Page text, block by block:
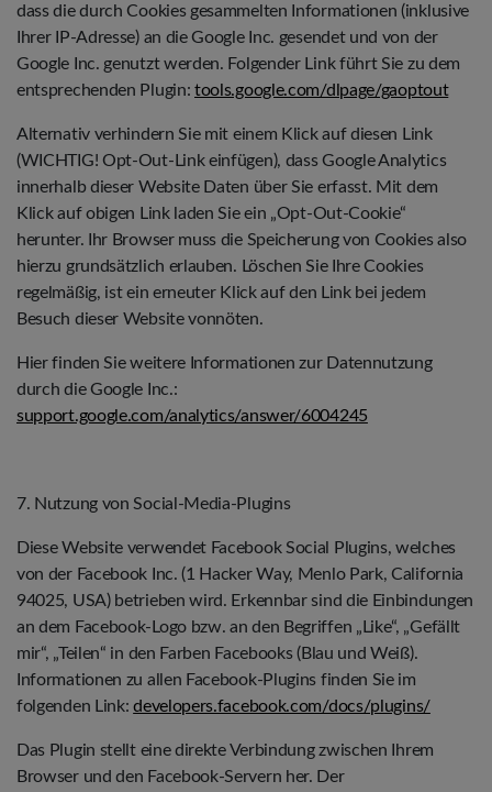
dass die durch Cookies gesammelten Informationen (inklusive
Ihrer IP-Adresse) an die Google Inc. gesendet und von der
Google Inc. genutzt werden. Folgender Link führt Sie zu dem
entsprechenden Plugin:tools.google.com/dlpage/gaoptout
Alternativ verhindern Sie mit einem Klick auf diesen Link
(WICHTIG! Opt-Out-Link einfügen), dass Google Analytics
innerhalb dieser Website Daten über Sie erfasst. Mit dem
Klick auf obigen Link laden Sie ein „Opt-Out-Cookie“
herunter. Ihr Browser muss die Speicherung von Cookies also
hierzu grundsätzlich erlauben. Löschen Sie Ihre Cookies
regelmäßig, ist ein erneuter Klick auf den Link bei jedem
Besuch dieser Website vonnöten.
Hier finden Sie weitere Informationen zur Datennutzung
durch die Google Inc.:
support.google.com/analytics/answer/6004245
7. Nutzung von Social-Media-Plugins
Diese Website verwendet Facebook Social Plugins, welches
von der Facebook Inc. (1 Hacker Way, Menlo Park, California
94025, USA) betrieben wird. Erkennbar sind die Einbindungen
an dem Facebook-Logo bzw. an den Begriffen „Like“, „Gefällt
mir“, „Teilen“ in den Farben Facebooks (Blau und Weiß).
Informationen zu allen Facebook-Plugins finden Sie im
folgenden Link:developers.facebook.com/docs/plugins/
Das Plugin stellt eine direkte Verbindung zwischen Ihrem
Browser und den Facebook-Servern her. Der